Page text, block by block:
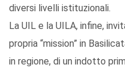
diversi livelli istituzionali.
La UIL e la UILA, infine,
propria “mission” in
in regione, di un indotto